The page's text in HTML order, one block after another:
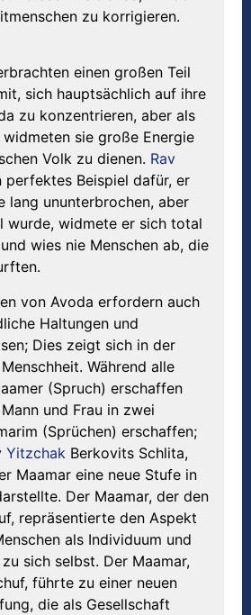
zu korrigieren.
einen großen Teil
sich hauptsächlich auf ihre
zu konzentrieren, aber als
sie große Energie
Volk zu dienen. Rav
perfektes Beispiel dafür, er
lang ununterbrochen, aber
wurde, widmete er sich total
wies nie Menschen ab, die
von Avoda erfordern auch
Haltungen und
Dies zeigt sich in der
Während alle
(Spruch) erschaffen
und Frau in zwei
(Sprüchen) erschaffen;
Yitzchak Berkovits Schlita,
Maamar eine neue Stufe in
Der Maamar, der den
repräsentierte den Aspekt
als Individuum und
sich selbst. Der Maamar,
führte zu einer neuen
die als Gesellschaft